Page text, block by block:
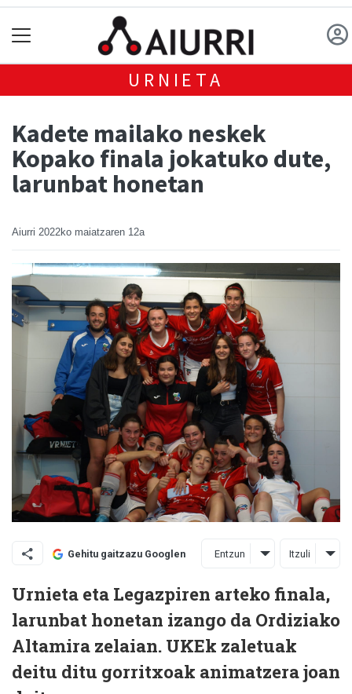
URNIETA
Kadete mailako neskek
Kopako finala jokatuko dute,
larunbat honetan
Aiurri 2022ko maiatzaren 12a
Gehitu gaitzazu Googlen Entzun Itzuli
Urnieta eta Legazpiren arteko finala,
larunbat honetan izango da Ordiziako
Altamira zelaian. UKEk zaletuak
deitu ditu gorritxoak animatzera joan